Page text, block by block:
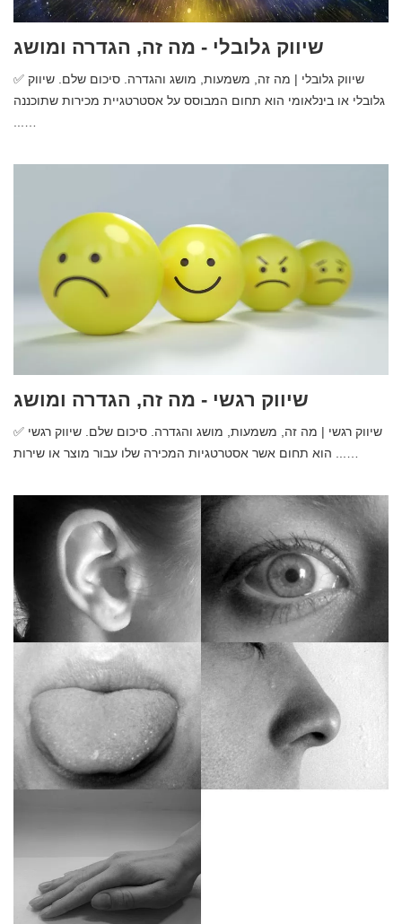
שיווק גלובלי - מה זה, הגדרה ומושג
✅ שיווק גלובלי | מה זה, משמעות, מושג והגדרה. סיכום שלם. שיווק
גלובלי או בינלאומי הוא תחום המבוסס על אסטרטגיית מכירות שתוכננה
שיווק רגשי - מה זה, הגדרה ומושג
✅ שיווק רגשי | מה זה, משמעות, מושג והגדרה. סיכום שלם. שיווק רגשי